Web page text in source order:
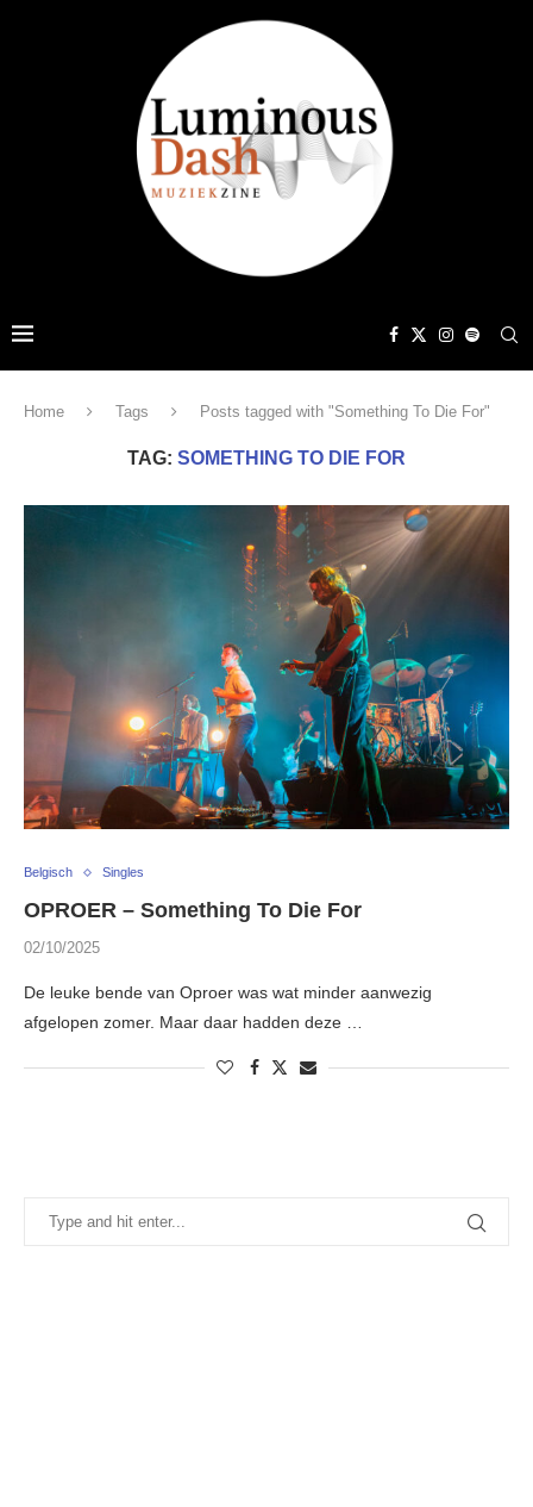
Home Tags Posts tagged with "Something To Die For"
TAG: SOMETHING TO DIE FOR
Belgisch Singles
OPROER – Something To Die For
02/10/2025
De leuke bende van Oproer was wat minder aanwezig
afgelopen zomer. Maar daar hadden deze …